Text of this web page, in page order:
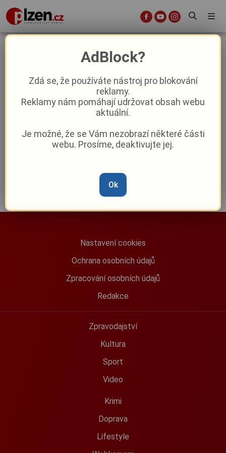
Fakulty designu a umění Ladislava
Zájem o studium na ZČU roste:
Přihlášek je přes 17 tisíc, nejvíc táhnou
Nastavení cookies
Ochrana osobních údajů
Zpracování osobních údajů
Redakce
Zpravodajství
Kultura
Sport
Video
Krimi
Doprava
Lifestyle
AdBlock?
Zdá se, že používáte nástroj pro blokování
reklamy.
Reklamy nám pomáhají udržovat obsah webu
aktuální.
Je možné, že se Vám nezobrazí některé části
webu. Prosíme, deaktivujte jej.
Ok